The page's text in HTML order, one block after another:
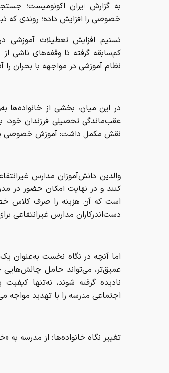
به گزارش ایران اکونومیست؛
خصوصی را افزایش داده؛ روندی که
تسنیم افزایش تعطیلات آموزشی
کم‌سابقه گرفته تا وقفه‌های ناشی
نظام آموزشی در مواجهه با بحران را
در این میان، بخشی از خانواده‌ها
عقب‌ماندگی تحصیلی فرزندان خود،
نقش مکمل داشت: آموزش خصوصی
والدین دانش‌آموزان مدارس
کنند و در نهایت امکان حضور در
است که آن هزینه را صرف کلاس
دست‌اندرکاران مدارس غیرانتفاعی
اما آنچه در نگاه نخست به‌عنوان
عمیق‌تر، می‌تواند حامل چالش‌هایی
نادیده گرفته شوند، نه‌تنها
اجتماعی مدرسه را با تهدید مواجه
تغییر نگاه خانواده‌ها؛ از مدرسه به